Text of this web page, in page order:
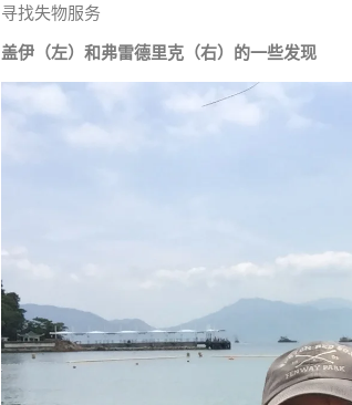
寻找失物服务
盖伊（左）和弗雷德里克（右）的一些发现